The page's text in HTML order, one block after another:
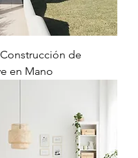
de
en Mano